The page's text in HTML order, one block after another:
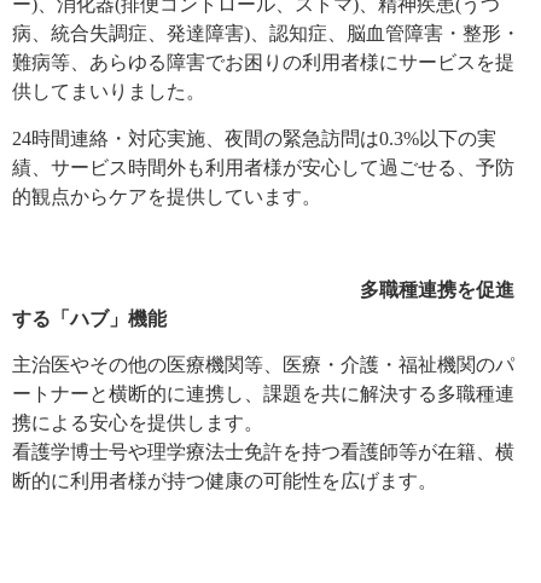
ー)、消化器(排便コントロール、ストマ)、精神疾患(うつ
病、統合失調症、発達障害)、認知症、脳血管障害・整形・
難病等、あらゆる障害でお困りの利用者様にサービスを提
供してまいりました。
24時間連絡・対応実施、夜間の緊急訪問は0.3%以下の実
績、サービス時間外も利用者様が安心して過ごせる、予防
的観点からケアを提供しています。
多職種連携を促進
する「ハブ」機能
主治医やその他の医療機関等、医療・介護・福祉機関のパ
ートナーと横断的に連携し、課題を共に解決する多職種連
携による安心を提供します。
看護学博士号や理学療法士免許を持つ看護師等が在籍、横
断的に利用者様が持つ健康の可能性を広げます。